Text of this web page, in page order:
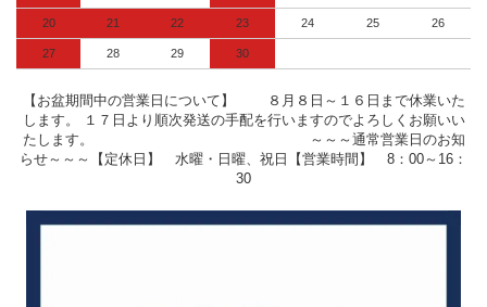
20 21 22 23 24 25 26
27 28 29 30
【お盆期間中の営業日について】 ８月８日～１６日まで休業いた
します。 １７日より順次発送の手配を行いますのでよろしくお願いい
たします。 ～～～通常営業日のお知
らせ～～～【定休日】 水曜・日曜、祝日【営業時間】 8：00～16：
30